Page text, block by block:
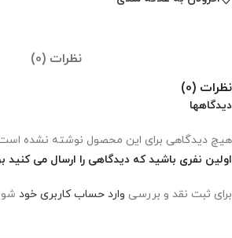
نظرات (0)
نظرات (0)
دیدگاهها
هیچ دیدگاهی برای این محصول نوشته نشده
اولین نفری باشید که دیدگاهی را ارسال می کنید
برای ثبت نقد و بررسی وارد حساب کاربری خود